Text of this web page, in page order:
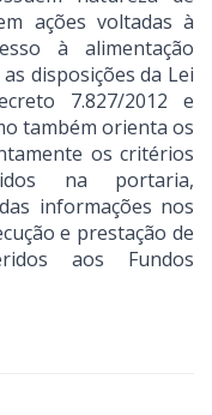
ações voltadas à
à alimentação
disposições da Lei
7.827/2012 e
também orienta os
os critérios
na portaria,
informações nos
e prestação de
aos Fundos